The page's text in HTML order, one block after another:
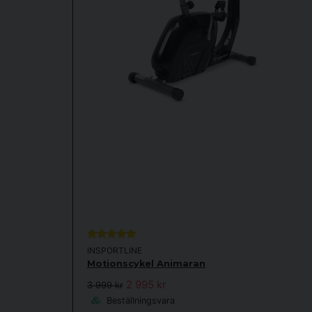
Saknar monteringsanvisning på svenska men
motionscykeln bra som förväntat.
Funkar fint, ok motstånd på 3 kg.
INSPORTLINE
Motionscykel Animaran
3 999 kr 2 995 kr
Beställningsvara